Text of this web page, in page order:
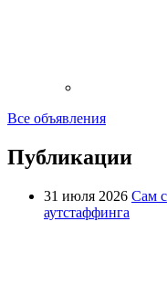
Все объявления
Публикации
31 июля 2026 Сам
аутстаффинга